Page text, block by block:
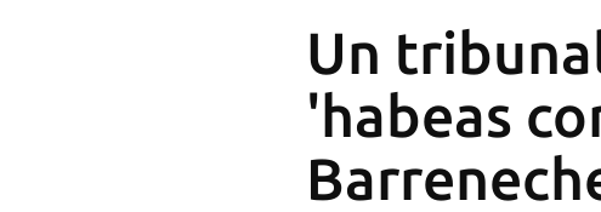
Un
'habeas